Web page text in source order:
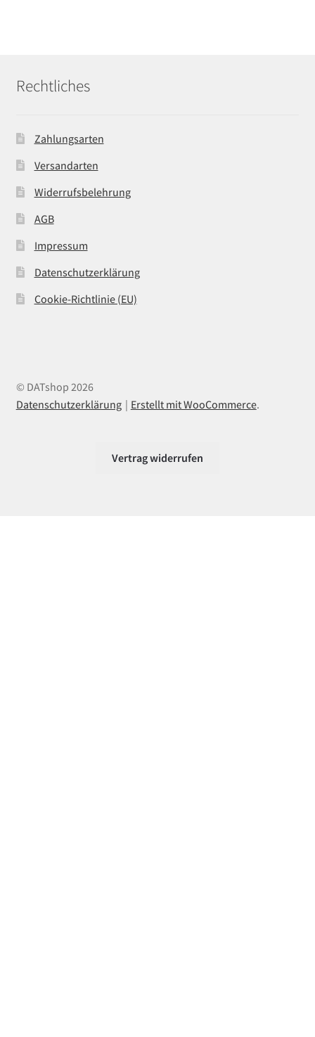
Rechtliches
Zahlungsarten
Versandarten
Widerrufsbelehrung
AGB
Impressum
Datenschutzerklärung
Cookie-Richtlinie (EU)
© DATshop 2026
Datenschutzerklärung
Erstellt mit WooCommerce.
Vertrag widerrufen